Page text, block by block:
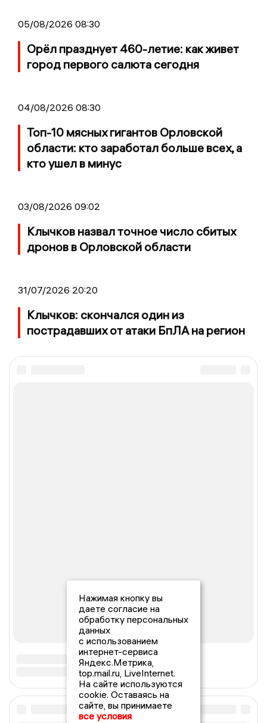
05/08/2026 08:30
Орёл празднует 460-летие: как живет
город первого салюта сегодня
04/08/2026 08:30
Топ-10 мясных гигантов Орловской
области: кто заработал больше всех, а
кто ушел в минус
03/08/2026 09:02
Клычков назвал точное число сбитых
дронов в Орловской области
31/07/2026 20:20
Клычков: скончался один из
пострадавших от атаки БпЛА на регион
Нажимая кнопку вы
даете согласие на
обработку персональных
данных
с использованием
интернет-сервиса
Яндекс.Метрика,
top.mail.ru, LiveInternet.
На сайте используются
cookie. Оставаясь на
сайте, вы принимаете
все условия